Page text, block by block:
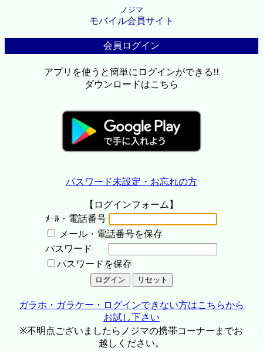
ノジマ
モバイル会員サイト
会員ログイン
アプリを使うと簡単にログインができる!!
ダウンロードはこちら
パスワード未設定・お忘れの方
【ログインフォーム】
ﾒｰﾙ・電話番号
メール・電話番号を保存
パスワード
パスワードを保存
ガラホ・ガラケー・ログインできない方はこちらから
お試し下さい
※不明点ございましたらノジマの携帯コーナーまでお
越しください。